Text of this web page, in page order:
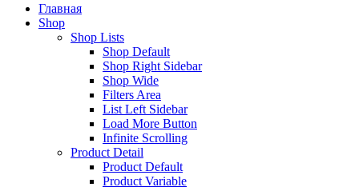
Главная
Shop
Shop Lists
Shop Default
Shop Right Sidebar
Shop Wide
Filters Area
List Left Sidebar
Load More Button
Infinite Scrolling
Product Detail
Product Default
Product Variable